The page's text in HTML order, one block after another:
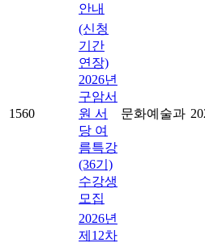
안내
1560
(신청
기간
연장)
2026년
구암서
원 서
당 여
름특강
(36기)
수강생
모집
문화예술과
2026년
제12차